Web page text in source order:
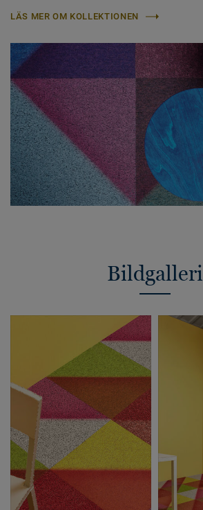
LÄS MER OM KOLLEKTIONEN
Bildgalleri